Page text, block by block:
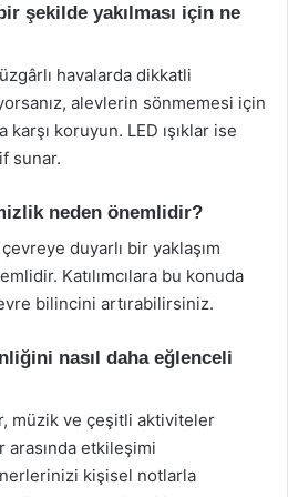
şekilde yakılması için ne
havalarda dikkatli
alevlerin sönmemesi için
karşı koruyun. LED ışıklar ise
sunar.
neden önemlidir?
duyarlı bir yaklaşım
Katılımcılara bu konuda
bilincini artırabilirsiniz.
nasıl daha eğlenceli
müzik ve çeşitli aktiviteler
arasında etkileşimi
kişisel notlarla